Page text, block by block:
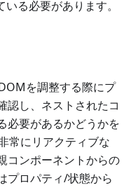
いる必要があります。
を調整する際にプ
認し、ネストされたコ
必要があるかどうかを
常にリアクティブな
コンポーネントからの
プロパティ/状態から